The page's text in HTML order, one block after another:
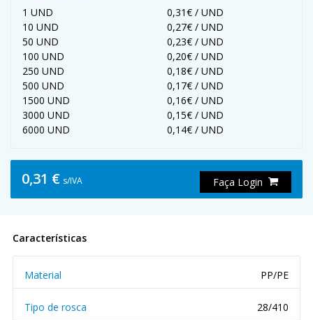
1 UND
0,31€ / UND
10 UND
0,27€ / UND
50 UND
0,23€ / UND
100 UND
0,20€ / UND
250 UND
0,18€ / UND
500 UND
0,17€ / UND
1500 UND
0,16€ / UND
3000 UND
0,15€ / UND
6000 UND
0,14€ / UND
0,31 € s/IVA Faça Login
Características
Material PP/PE
Tipo de rosca 28/410